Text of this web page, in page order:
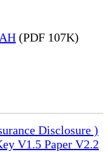
(PDF 107K)
Disclosure )
V1.5 Paper V2.2